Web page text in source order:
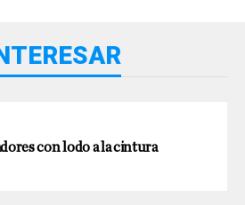
con lodo a la cintura